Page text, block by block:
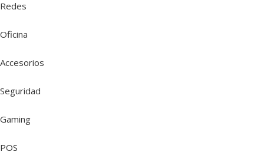
Redes
Oficina
Accesorios
Seguridad
Gaming
POS